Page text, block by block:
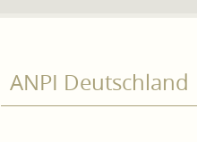
ANPI Deutschland